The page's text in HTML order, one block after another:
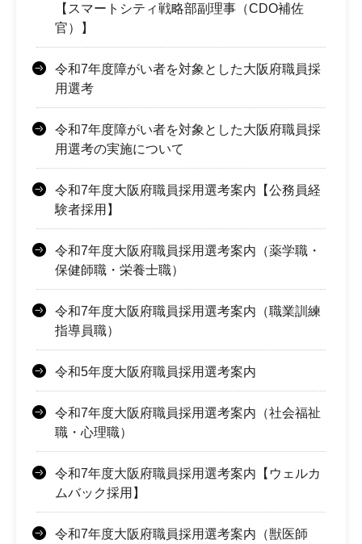
【スマートシティ戦略部副理事（CDO補佐
官）】
令和7年度障がい者を対象とした大阪府職員採
用選考
令和7年度障がい者を対象とした大阪府職員採
用選考の実施について
令和7年度大阪府職員採用選考案内【公務員経
験者採用】
令和7年度大阪府職員採用選考案内（薬学職・
保健師職・栄養士職）
令和7年度大阪府職員採用選考案内（職業訓練
指導員職）
令和5年度大阪府職員採用選考案内
令和7年度大阪府職員採用選考案内（社会福祉
職・心理職）
令和7年度大阪府職員採用選考案内【ウェルカ
ムバック採用】
令和7年度大阪府職員採用選考案内（獣医師